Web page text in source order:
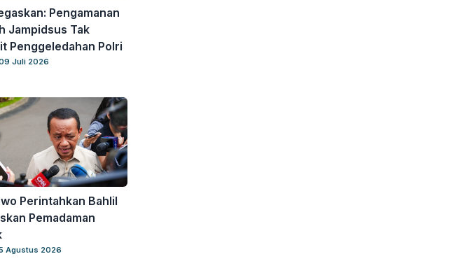
Pengamanan
Jampidsus Tak
Penggeledahan Polri
Juli 2026
Perintahkan Bahlil
Pemadaman
Agustus 2026